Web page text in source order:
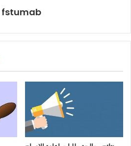
fstumab